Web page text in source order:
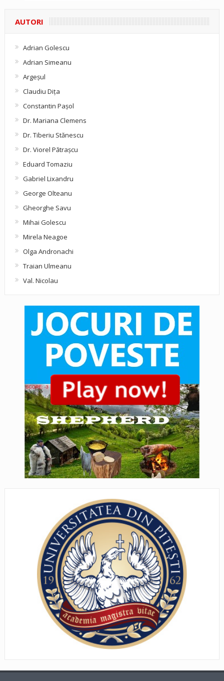
AUTORI
Adrian Golescu
Adrian Simeanu
Argeşul
Claudiu Diţa
Constantin Pașol
Dr. Mariana Clemens
Dr. Tiberiu Stănescu
Dr. Viorel Pătraşcu
Eduard Tomaziu
Gabriel Lixandru
George Olteanu
Gheorghe Savu
Mihai Golescu
Mirela Neagoe
Olga Andronachi
Traian Ulmeanu
Val. Nicolau